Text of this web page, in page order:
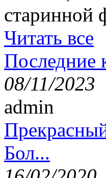
старинной
Читать все
Последние
08/11/2023
admin
Бол...